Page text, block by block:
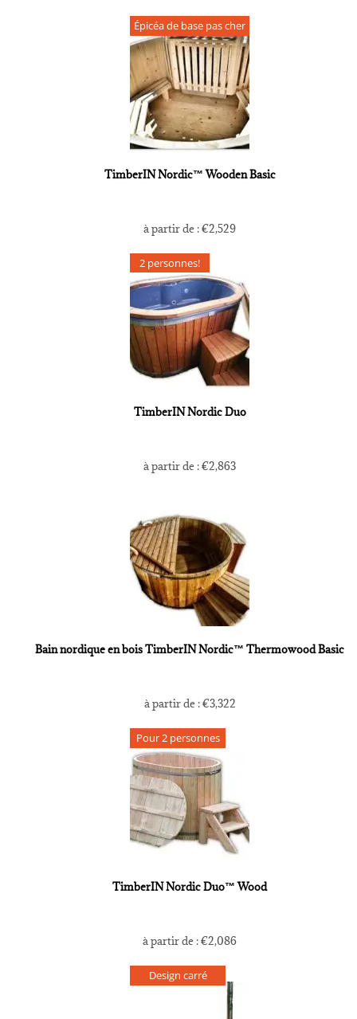
Épicéa de base pas cher
TimberIN Nordic™ Wooden Basic
à partir de :€2,529
2 personnes!
TimberIN Nordic Duo
à partir de :€2,863
Bain nordique en bois TimberIN Nordic™ Thermowood Basic
à partir de :€3,322
Pour 2 personnes
TimberIN Nordic Duo™ Wood
à partir de :€2,086
Design carré